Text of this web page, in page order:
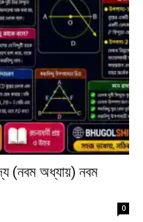
(নবম অধ্যায়) নবম
0